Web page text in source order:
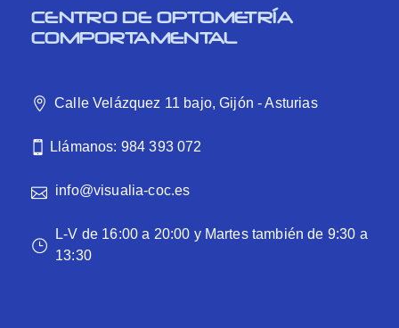
CENTRO DE OPTOMETRÍA
COMPORTAMENTAL
Calle Velázquez 11 bajo, Gijón - Asturias
Llámanos: 984 393 072
info@visualia-coc.es
L-V de 16:00 a 20:00 y Martes también de 9:30 a
13:30